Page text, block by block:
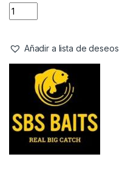
Añadir a lista de deseos